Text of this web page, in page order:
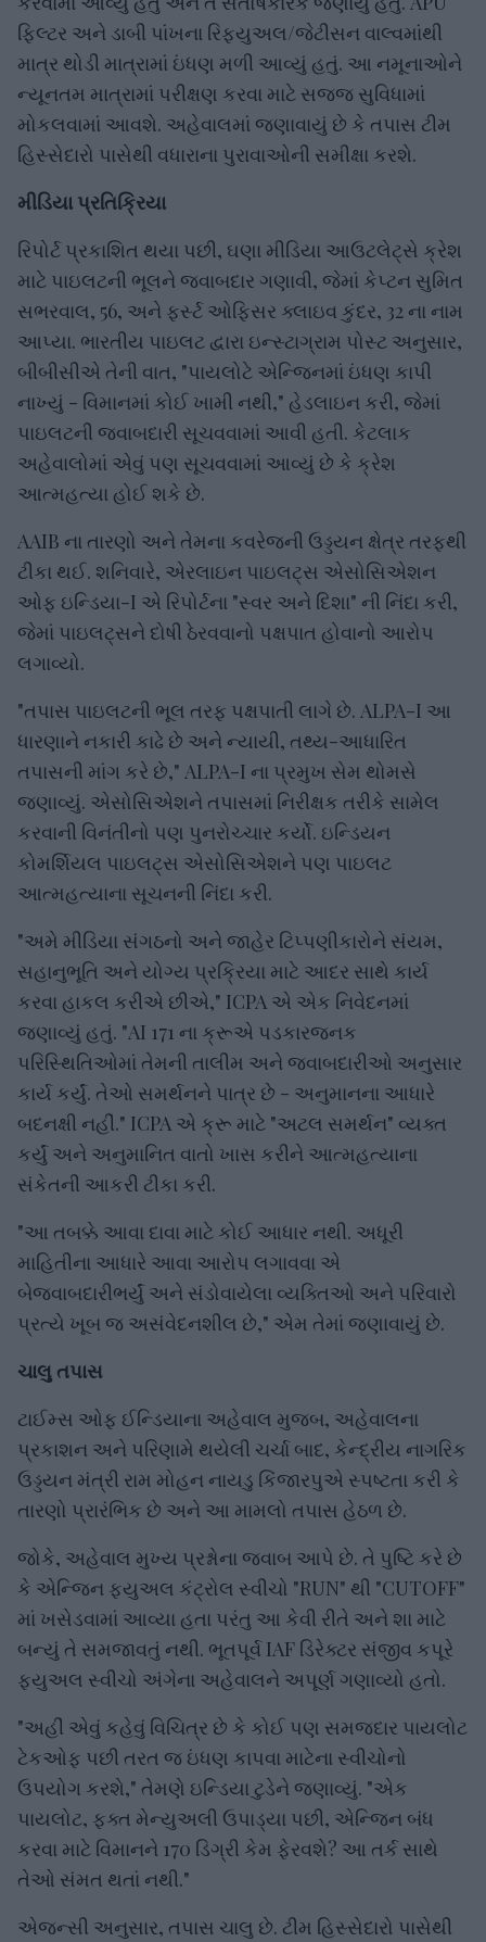
ફિલ્ટર અને ડાબી પાંખના રિફ્યુઅલ/જેટીસન વાલ્વમાંથી
માત્ર થોડી માત્રામાં ઇંધણ મળી આવ્યું હતું. આ નમૂનાઓને
ન્યૂનતમ માત્રામાં પરીક્ષણ કરવા માટે સજ્જ સુવિધામાં
મોકલવામાં આવશે. અહેવાલમાં જણાવાયું છે કે તપાસ ટીમ
હિસ્સેદારો પાસેથી વધારાના પુરાવાઓની સમીક્ષા કરશે.
મીડિયા પ્રતિક્રિયા
રિપોર્ટ પ્રકાશિત થયા પછી, ઘણા મીડિયા આઉટલેટ્સે ક્રેશ
માટે પાઇલટની ભૂલને જવાબદાર ગણાવી, જેમાં કેપ્ટન સુમિત
સભરવાલ, 56, અને ફર્સ્ટ ઓફિસર ક્લાઇવ કુંદર, 32 ના નામ
આપ્યા. ભારતીય પાઇલટ દ્વારા ઇન્સ્ટાગ્રામ પોસ્ટ અનુસાર,
બીબીસીએ તેની વાત, "પાયલોટે એન્જિનમાં ઇંધણ કાપી
નાખ્યું - વિમાનમાં કોઈ ખામી નથી," હેડલાઇન કરી, જેમાં
પાઇલટની જવાબદારી સૂચવવામાં આવી હતી. કેટલાક
અહેવાલોમાં એવું પણ સૂચવવામાં આવ્યું છે કે ક્રેશ
આત્મહત્યા હોઈ શકે છે.
AAIB ના તારણો અને તેમના કવરેજની ઉડ્ડયન ક્ષેત્ર તરફથી
ટીકા થઈ. શનિવારે, એરલાઇન પાઇલટ્સ એસોસિએશન
ઓફ ઇન્ડિયા-I એ રિપોર્ટના "સ્વર અને દિશા" ની નિંદા કરી,
જેમાં પાઇલટ્સને દોષી ઠેરવવાનો પક્ષપાત હોવાનો આરોપ
લગાવ્યો.
"તપાસ પાઇલટની ભૂલ તરફ પક્ષપાતી લાગે છે. ALPA-I આ
ધારણાને નકારી કાઢે છે અને ન્યાયી, તથ્ય-આધારિત
તપાસની માંગ કરે છે," ALPA-I ના પ્રમુખ સેમ થોમસે
જણાવ્યું. એસોસિએશને તપાસમાં નિરીક્ષક તરીકે સામેલ
કરવાની વિનંતીનો પણ પુનરોચ્ચાર કર્યો. ઇન્ડિયન
કોમર્શિયલ પાઇલટ્સ એસોસિએશને પણ પાઇલટ
આત્મહત્યાના સૂચનની નિંદા કરી.
"અમે મીડિયા સંગઠનો અને જાહેર ટિપ્પણીકારોને સંયમ,
સહાનુભૂતિ અને યોગ્ય પ્રક્રિયા માટે આદર સાથે કાર્ય
કરવા હાકલ કરીએ છીએ," ICPA એ એક નિવેદનમાં
જણાવ્યું હતું. "AI 171 ના ક્રૂએ પડકારજનક
પરિસ્થિતિઓમાં તેમની તાલીમ અને જવાબદારીઓ અનુસાર
કાર્ય કર્યું. તેઓ સમર્થનને પાત્ર છે - અનુમાનના આધારે
બદનક્ષી નહીં." ICPA એ ક્રૂ માટે "અટલ સમર્થન" વ્યક્ત
કર્યું અને અનુમાનિત વાતો ખાસ કરીને આત્મહત્યાના
સંકેતની આકરી ટીકા કરી.
"આ તબક્કે આવા દાવા માટે કોઈ આધાર નથી. અધૂરી
માહિતીના આધારે આવા આરોપ લગાવવા એ
બેજવાબદારીભર્યું અને સંડોવાયેલા વ્યક્તિઓ અને પરિવારો
પ્રત્યે ખૂબ જ અસંવેદનશીલ છે," એમ તેમાં જણાવાયું છે.
ચાલુ તપાસ
ટાઈમ્સ ઓફ ઈન્ડિયાના અહેવાલ મુજબ, અહેવાલના
પ્રકાશન અને પરિણામે થયેલી ચર્ચા બાદ, કેન્દ્રીય નાગરિક
ઉડ્ડયન મંત્રી રામ મોહન નાયડુ કિંજારપુએ સ્પષ્ટતા કરી કે
તારણો પ્રારંભિક છે અને આ મામલો તપાસ હેઠળ છે.
જોકે, અહેવાલ મુખ્ય પ્રશ્નોના જવાબ આપે છે. તે પુષ્ટિ કરે છે
કે એન્જિન ફ્યુઅલ કંટ્રોલ સ્વીચો "RUN" થી "CUTOFF"
માં ખસેડવામાં આવ્યા હતા પરંતુ આ કેવી રીતે અને શા માટે
બન્યું તે સમજાવતું નથી. ભૂતપૂર્વ IAF ડિરેક્ટર સંજીવ કપૂરે
ફ્યુઅલ સ્વીચો અંગેના અહેવાલને અપૂર્ણ ગણાવ્યો હતો.
"અહીં એવું કહેવું વિચિત્ર છે કે કોઈ પણ સમજદાર પાયલોટ
ટેકઓફ પછી તરત જ ઇંધણ કાપવા માટેના સ્વીચોનો
ઉપયોગ કરશે," તેમણે ઇન્ડિયા ટુડેને જણાવ્યું. "એક
પાયલોટ, ફક્ત મેન્યુઅલી ઉપાડ્યા પછી, એન્જિન બંધ
કરવા માટે વિમાનને 170 ડિગ્રી કેમ ફેરવશે? આ તર્ક સાથે
તેઓ સંમત થતાં નથી."
એજન્સી અનુસાર, તપાસ ચાલુ છે. ટીમ હિસ્સેદારો પાસેથી